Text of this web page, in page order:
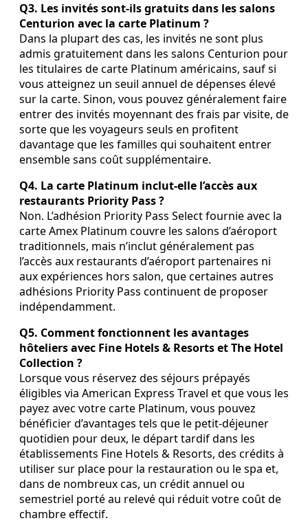
Q3. Les invités sont‑ils gratuits dans les salons
Centurion avec la carte Platinum ?
Dans la plupart des cas, les invités ne sont plus
admis gratuitement dans les salons Centurion pour
les titulaires de carte Platinum américains, sauf si
vous atteignez un seuil annuel de dépenses élevé
sur la carte. Sinon, vous pouvez généralement faire
entrer des invités moyennant des frais par visite, de
sorte que les voyageurs seuls en profitent
davantage que les familles qui souhaitent entrer
ensemble sans coût supplémentaire.
Q4. La carte Platinum inclut‑elle l’accès aux
restaurants Priority Pass ?
Non. L’adhésion Priority Pass Select fournie avec la
carte Amex Platinum couvre les salons d’aéroport
traditionnels, mais n’inclut généralement pas
l’accès aux restaurants d’aéroport partenaires ni
aux expériences hors salon, que certaines autres
adhésions Priority Pass continuent de proposer
indépendamment.
Q5. Comment fonctionnent les avantages
hôteliers avec Fine Hotels & Resorts et The Hotel
Collection ?
Lorsque vous réservez des séjours prépayés
éligibles via American Express Travel et que vous les
payez avec votre carte Platinum, vous pouvez
bénéficier d’avantages tels que le petit‑déjeuner
quotidien pour deux, le départ tardif dans les
établissements Fine Hotels & Resorts, des crédits à
utiliser sur place pour la restauration ou le spa et,
dans de nombreux cas, un crédit annuel ou
semestriel porté au relevé qui réduit votre coût de
chambre effectif.